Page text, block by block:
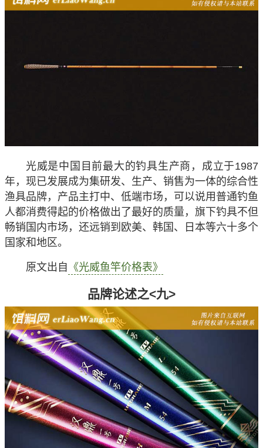
光威是中国目前最大的钓具生产商，成立于1987
年，现已发展成为集研发、生产、销售为一体的综合性
渔具品牌，产品主打中、低端市场，可以说用普通钓鱼
人都消费得起的价格做出了最好的质量，旗下钓具不但
畅销国内市场，还远销到欧美、韩国、日本等六十多个
国家和地区。
原文出自 《光威鱼竿价格表》
品牌论述之<九>